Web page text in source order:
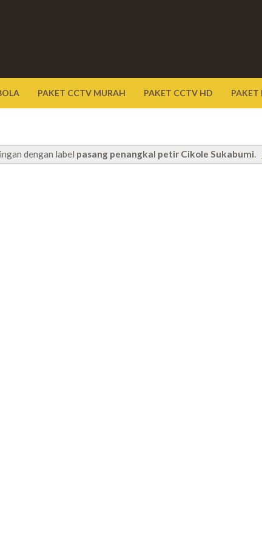
PAKET CCTV MURAH PAKET CCTV HD PAKET
dengan label pasang penangkal petir Cikole Sukabumi.